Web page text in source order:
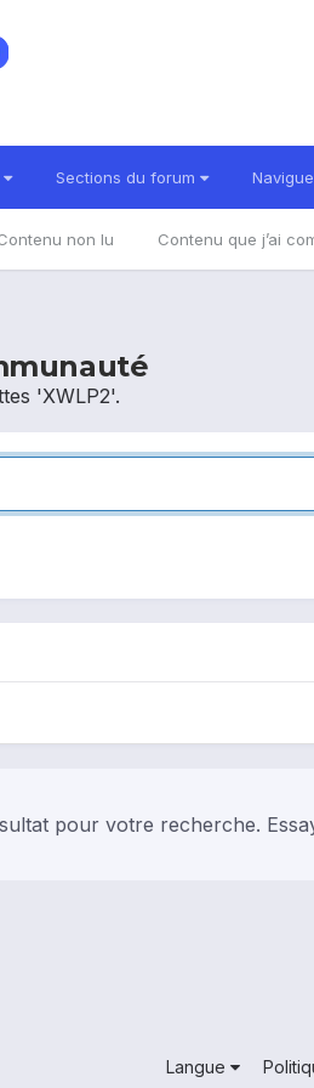
Sections du forum
non lu Contenu que j’ai
'XWLP2'.
pour votre recherche.
Langue